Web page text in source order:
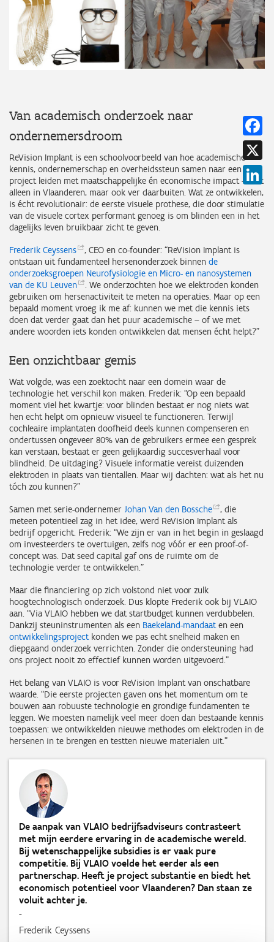
Van academisch onderzoek naar
ondernemersdroom
ReVision Implant is een schoolvoorbeeld van hoe academische
kennis, ondernemerschap en overheidssteun samen naar een
project leiden met maatschappelijke én economische impact – niet
alleen in Vlaanderen, maar ook ver daarbuiten. Wat ze ontwikkelen,
is écht revolutionair: de eerste visuele prothese, die door stimulatie
van de visuele cortex performant genoeg is om blinden een in het
dagelijks leven bruikbaar zicht te geven.
Frederik Ceyssens
, CEO en co-founder: “ReVision Implant is
ontstaan uit fundamenteel hersenonderzoek binnen de
onderzoeksgroepen Neurofysiologie en Micro- en nanosystemen
van de KU Leuven
. We onderzochten hoe we elektroden konden
gebruiken om hersenactiviteit te meten na operaties. Maar op een
bepaald moment vroeg ik me af: kunnen we met die kennis iets
doen dat verder gaat dan het puur academische – of we met
andere woorden iets konden ontwikkelen dat mensen écht helpt?”
Een onzichtbaar gemis
Wat volgde, was een zoektocht naar een domein waar de
technologie het verschil kon maken. Frederik: “Op een bepaald
moment viel het kwartje: voor blinden bestaat er nog niets wat
hen echt helpt om opnieuw visueel te functioneren. Terwijl
cochleaire implantaten doofheid deels kunnen compenseren en
ondertussen ongeveer 80% van de gebruikers ermee een gesprek
kan verstaan, bestaat er geen gelijkaardig succesverhaal voor
blindheid. De uitdaging? Visuele informatie vereist duizenden
elektroden in plaats van tientallen. Maar wij dachten: wat als het nu
tóch zou kunnen?”
Samen met serie-ondernemer Johan Van den Bossche
, die
meteen potentieel zag in het idee, werd ReVision Implant als
bedrijf opgericht. Frederik: “We zijn er van in het begin in geslaagd
om investeerders te overtuigen, zelfs nog vóór er een proof-of-
concept was. Dat seed capital gaf ons de ruimte om de
technologie verder te ontwikkelen.”
Maar die financiering op zich volstond niet voor zulk
hoogtechnologisch onderzoek. Dus klopte Frederik ook bij VLAIO
aan. “Via VLAIO hebben we dat startbudget kunnen verdubbelen.
Dankzij steuninstrumenten als een Baekeland-mandaaten een
ontwikkelingsproject konden we pas echt snelheid maken en
diepgaand onderzoek verrichten. Zonder die ondersteuning had
ons project nooit zo effectief kunnen worden uitgevoerd.”
Het belang van VLAIO is voor ReVision Implant van onschatbare
waarde. “Die eerste projecten gaven ons het momentum om te
bouwen aan robuuste technologie en grondige fundamenten te
leggen. We moesten namelijk veel meer doen dan bestaande kennis
toepassen: we ontwikkelden nieuwe methodes om elektroden in de
hersenen in te brengen en testten nieuwe materialen uit.”
De aanpak van VLAIO bedrijfsadviseurs contrasteert
met mijn eerdere ervaring in de academische wereld.
Bij wetenschappelijke subsidies is er vaak pure
competitie. Bij VLAIO voelde het eerder als een
partnerschap. Heeft je project substantie en biedt het
economisch potentieel voor Vlaanderen? Dan staan ze
voluit achter je.
-
Frederik Ceyssens